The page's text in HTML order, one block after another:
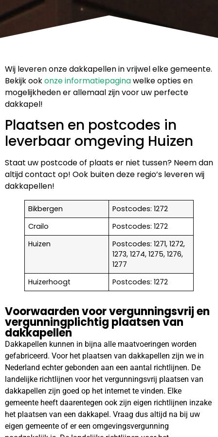
Wij leveren onze dakkapellen in vrijwel elke gemeente.
Bekijk ookonze informatiepaginawelke opties en
mogelijkheden er allemaal zijn voor uw perfecte
dakkapel!
Plaatsen en postcodes in
leverbaar omgeving Huizen
Staat uw postcode of plaats er niet tussen? Neem dan
altijd contact op! Ook buiten deze regio’s leveren wij
dakkapellen!
Bikbergen
Postcodes: 1272
Crailo
Postcodes: 1272
Huizen
Postcodes: 1271, 1272,
1273, 1274, 1275, 1276,
1277
Huizerhoogt
Postcodes: 1272
Voorwaarden voor vergunningsvrij en
vergunningplichtig plaatsen van
dakkapellen
Dakkapellen kunnen in bijna alle maatvoeringen worden
gefabriceerd. Voor het plaatsen van dakkapellen zijn we in
Nederland echter gebonden aan een aantal richtlijnen. De
landelijke richtlijnen voor het vergunningsvrij plaatsen van
dakkapellen zijn goed op het internet te vinden. Elke
gemeente heeft daarentegen ook zijn eigen richtlijnen inzake
het plaatsen van een dakkapel. Vraag dus altijd na bij uw
eigen gemeente of er een omgevingsvergunning